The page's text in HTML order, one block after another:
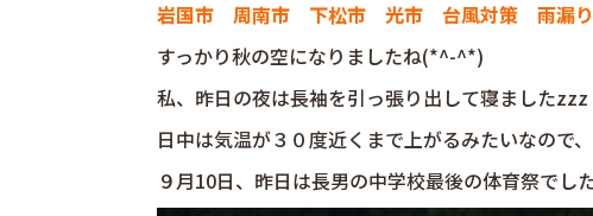
岩国市 周南市 下松市 光市 台風対策 雨漏り
すっかり秋の空になりましたね(*^-^*)
私、昨日の夜は長袖を引っ張り出して寝ましたzzz
日中は気温が３０度近くまで上がるみたいなので
９月10日、昨日は長男の中学校最後の体育祭でした